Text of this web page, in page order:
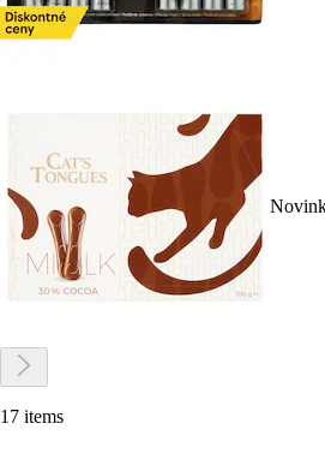
17 items